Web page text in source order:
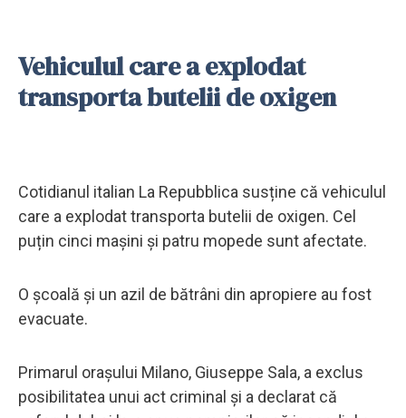
Vehiculul care a explodat
transporta butelii de oxigen
Cotidianul italian La Repubblica susține că vehiculul
care a explodat transporta butelii de oxigen. Cel
puțin cinci mașini și patru mopede sunt afectate.
O școală și un azil de bătrâni din apropiere au fost
evacuate.
Primarul orașului Milano, Giuseppe Sala, a exclus
posibilitatea unui act criminal și a declarat că